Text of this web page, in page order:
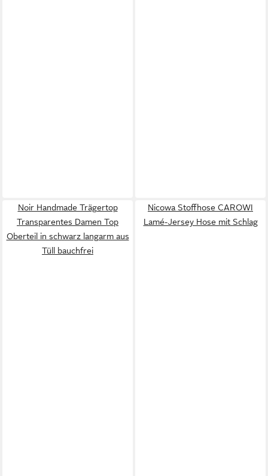
Noir Handmade Trägertop
Transparentes Damen Top
Oberteil in schwarz langarm aus
Tüll bauchfrei
Nicowa Stoffhose CAROWI
Lamé-Jersey Hose mit Schlag